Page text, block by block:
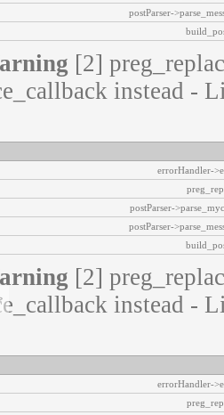
postParser-
[2]
instead -
errorHandler-
postParser-
postParser-
[2]
instead -
errorHandler-